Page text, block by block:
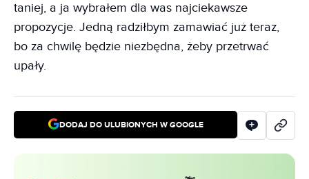
taniej, a ja wybrałem dla was najciekawsze
propozycje. Jedną radziłbym zamawiać już teraz,
bo za chwilę będzie niezbędna, żeby przetrwać
upały.
DODAJ DO ULUBIONYCH W GOOGLE